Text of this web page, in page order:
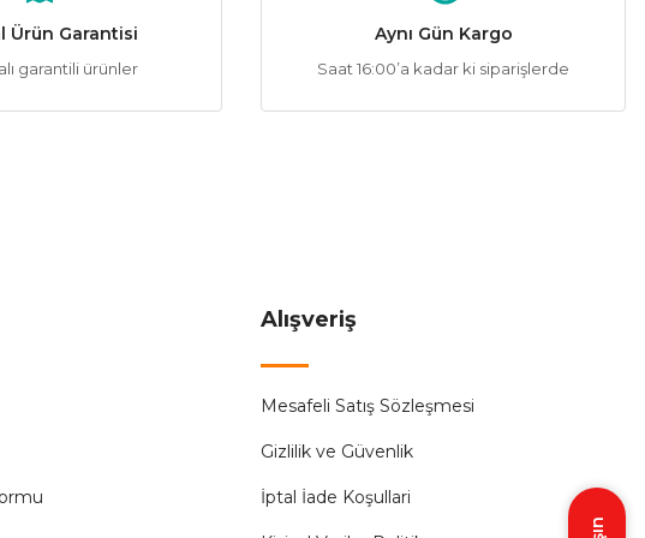
CATA
4559 220V Neon Led Fişi
Ürün Garantisi
garantili ürünler
Aynı Gün Kargo
Saat 16:00’a kadar ki siparişlerde
Alışveriş
Mesafeli Satış Sözleşmesi
Gizlilik ve Güvenlik
İptal İade Koşullari